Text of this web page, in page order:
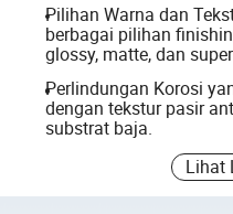
Pilihan Warna dan
berbagai pilihan
glossy, matte, dan
Perlindungan Korosi
dengan tekstur pasir
substrat baja.
Lihat